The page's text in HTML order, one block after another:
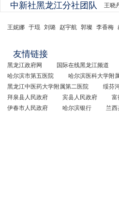
中新社黑龙江分社团队 王晓
王妮娜 于琨 刘璐 赵宇航 郭璨 李香梅
友情链接
黑龙江政府网 国际在线黑龙江频道
哈尔滨市第五医院
哈尔滨医科大学附
黑龙江中医药大学附属第二医院
绥芬
拜泉县人民政府
宾县人民政府 富
伊春市人民政府
哈尔滨银行 兰